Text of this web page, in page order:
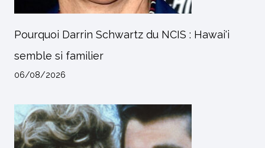
Pourquoi Darrin Schwartz du NCIS : Hawai'i
semble si familier
06/08/2026